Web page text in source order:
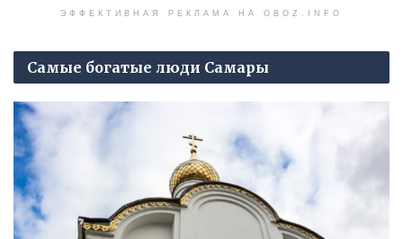
ЭФФЕКТИВНАЯ РЕКЛАМА НА OBOZ.INFO
Самые богатые люди Самары